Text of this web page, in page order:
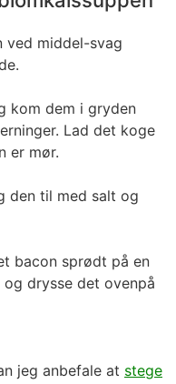
ved middel-svag
kom dem i gryden
Lad det koge
er mør.
den til med salt og
bacon sprødt på en
drysse det ovenpå
jeg anbefale at stege